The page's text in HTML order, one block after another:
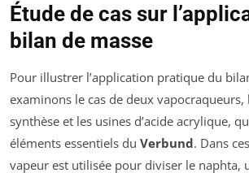
Étude de cas sur
bilan de masse
Pour illustrer l’application pratique du
examinons le cas de deux vapocraqueurs,
synthèse et les usines d’acide acrylique,
éléments essentiels du Verbund. Dans
vapeur est utilisée pour diviser le naphta,